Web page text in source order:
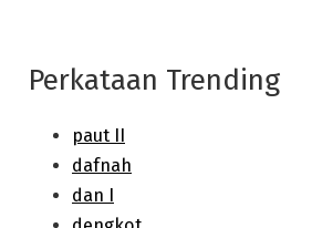
Perkataan Trending